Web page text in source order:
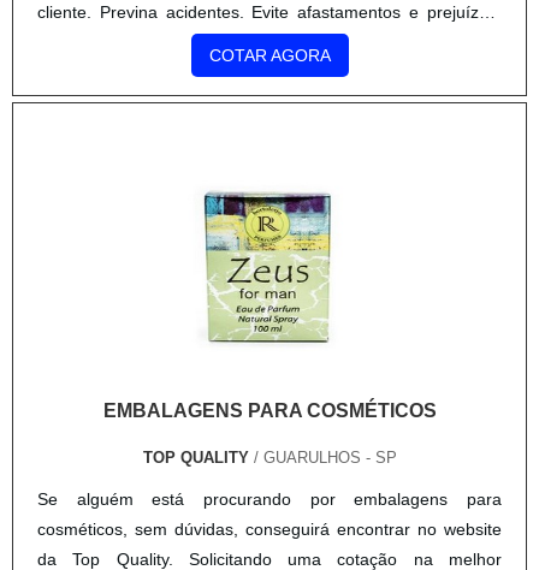
cliente. Previna acidentes. Evite afastamentos e prejuízos.
Utilize os organizadores de EPIs para falicitar a v...
COTAR AGORA
EMBALAGENS PARA COSMÉTICOS
TOP QUALITY / GUARULHOS - SP
Se alguém está procurando por embalagens para
cosméticos, sem dúvidas, conseguirá encontrar no website
da Top Quality. Solicitando uma cotação na melhor